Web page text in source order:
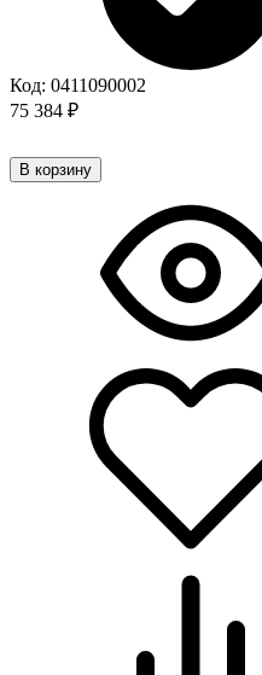
Код: 0411090002
75 384 ₽
В корзину